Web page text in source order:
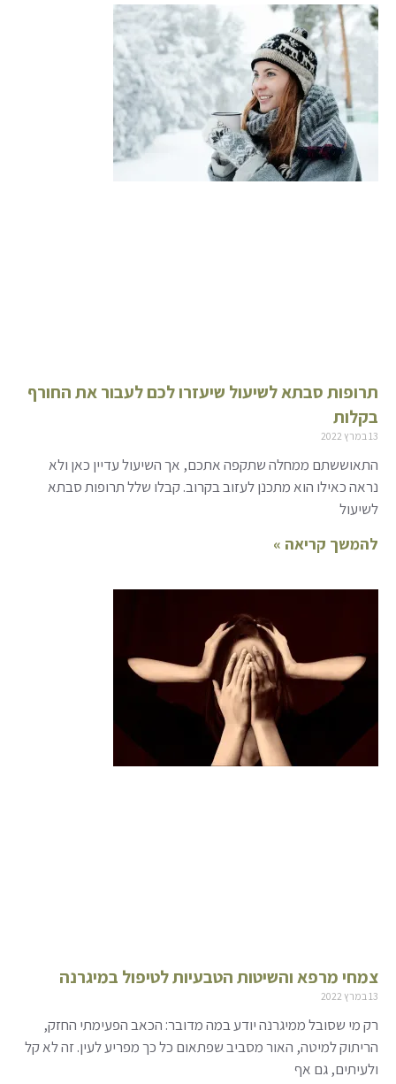
תרופות סבתא לשיעול שיעזרו לכם לעבור את החורף
בקלות
13 במרץ 2022
התאוששתם ממחלה שתקפה אתכם, אך השיעול עדיין כאן ולא
נראה כאילו הוא מתכנן לעזוב בקרוב. קבלו שלל תרופות סבתא
לשיעול
להמשך קריאה »
צמחי מרפא והשיטות הטבעיות לטיפול במיגרנה
13 במרץ 2022
רק מי שסובל ממיגרנה יודע במה מדובר: הכאב הפעימתי החזק,
הריתוק למיטה, האור מסביב שפתאום כל כך מפריע לעין. זה לא קל
ולעיתים, גם אף